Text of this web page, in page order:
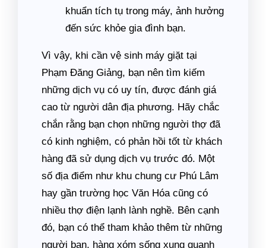
khuẩn tích tụ trong máy, ảnh hưởng
đến sức khỏe gia đình bạn.
Vì vậy, khi cần vệ sinh máy giặt tại
Phạm Đăng Giảng, bạn nên tìm kiếm
những dịch vụ có uy tín, được đánh giá
cao từ người dân địa phương. Hãy chắc
chắn rằng bạn chọn những người thợ đã
có kinh nghiệm, có phản hồi tốt từ khách
hàng đã sử dụng dịch vụ trước đó. Một
số địa điểm như khu chung cư Phú Lâm
hay gần trường học Văn Hóa cũng có
nhiều thợ điện lạnh lành nghề. Bên cạnh
đó, bạn có thể tham khảo thêm từ những
người bạn, hàng xóm sống xung quanh